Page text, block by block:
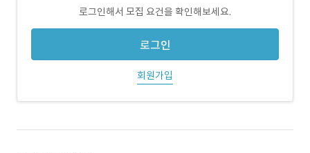
로그인해서 모집 요건을 확인해보세요.
로그인
회원가입